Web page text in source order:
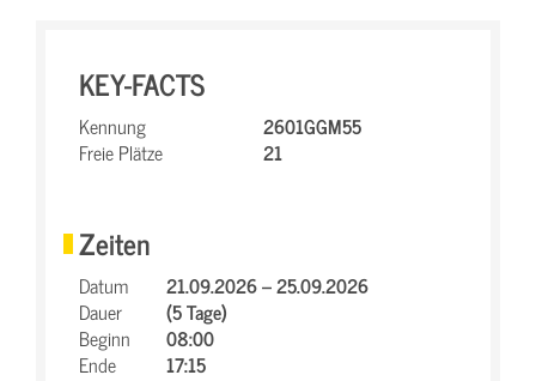
KEY-FACTS
Kennung
2601GGM55
Freie Plätze
21
Zeiten
Datum
21.09.2026 – 25.09.2026
Dauer
(5 Tage)
Beginn
08:00
Ende
17:15